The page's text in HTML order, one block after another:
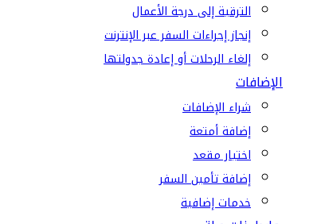
الترقية إلى درجة الأعمال
إنجاز إجراءات السفر عبر الإنترنت
إلغاء الرحلات أو إعادة جدولتها
الإضافات
شراء الإضافات
إضافة أمتعة
اختيار مقعد
إضافة تأمين السفر
خدمات إضافية